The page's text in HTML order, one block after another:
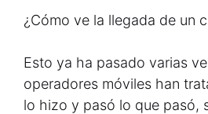
¿Cómo ve la llegada de un
Esto ya ha pasado varias
operadores móviles han
lo hizo y pasó lo que pasó,